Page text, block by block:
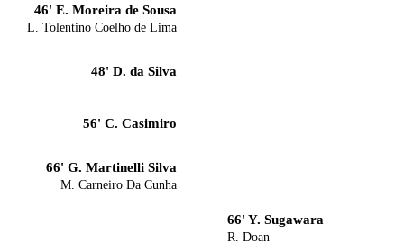
46' E. Moreira de Sousa
L. Tolentino Coelho de Lima
48' D. da Silva
56' C. Casimiro
66' G. Martinelli Silva
M. Carneiro Da Cunha
66' Y. Sugawara
R. Doan